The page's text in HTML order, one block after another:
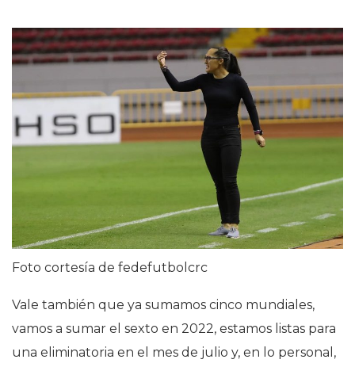
Foto cortesía de fedefutbolcrc
Vale también que ya sumamos cinco mundiales,
vamos a sumar el sexto en 2022, estamos listas para
una eliminatoria en el mes de julio y, en lo personal,